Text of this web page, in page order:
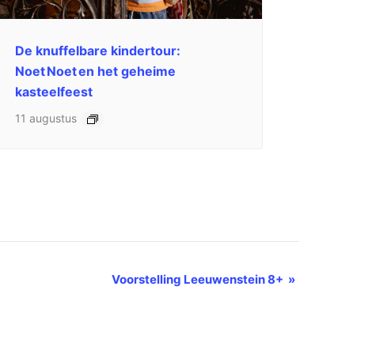
De knuffelbare kindertour:
Noet Noet en het geheime
kasteelfeest
11 augustus
Voorstelling Leeuwenstein 8+ »